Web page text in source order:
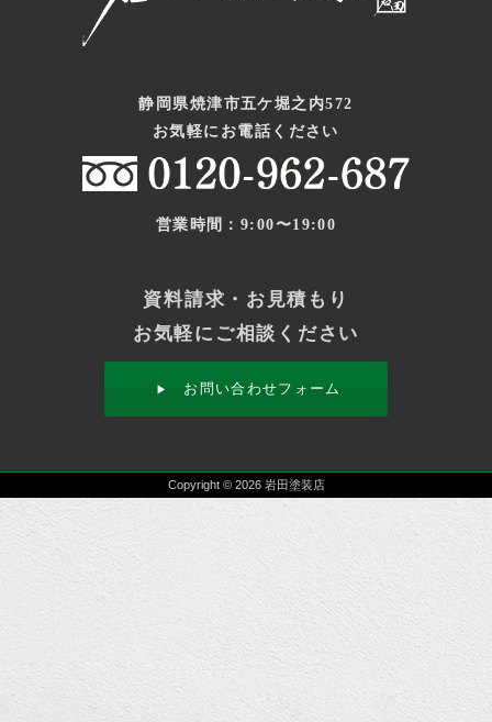
静岡県焼津市五ケ堀之内572
お気軽にお電話ください
営業時間：9:00〜19:00
資料請求・お見積もり
お気軽にご相談ください
お問い合わせフォーム
Copyright © 2026 岩田塗装店